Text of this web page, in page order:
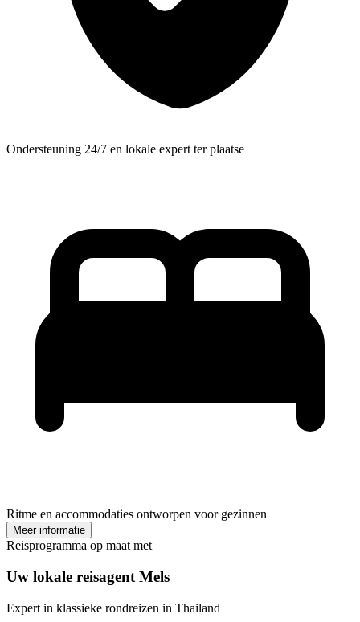
Ondersteuning 24/7 en lokale expert ter plaatse
Ritme en accommodaties ontworpen voor gezinnen
Meer informatie
Reisprogramma op maat met
Uw lokale reisagent Mels
Expert in klassieke rondreizen in Thailand